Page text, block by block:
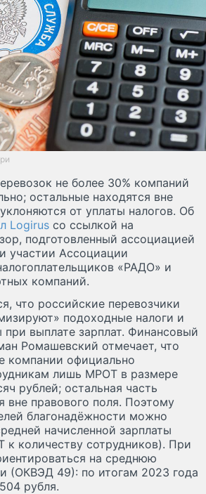
не более 30% компаний
остальные находятся вне
от уплаты налогов. Об
Logirus со ссылкой на
подготовленный ассоциацией
участии Ассоциации
«РАДО» и
компаний.
что российские перевозчики
подоходные налоги и
выплате зарплат. Финансовый
Ромашевский отмечает, что
компании официально
лишь МРОТ в размере
рублей; остальная часть
вне правового поля. Поэтому
благонадёжности можно
начисленной зарплаты
количеству сотрудников). При
на среднюю
(ОКВЭД 49): по итогам 2023 года
рубля.